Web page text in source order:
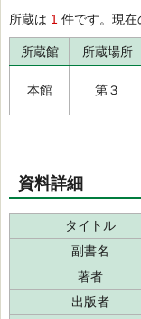
所蔵は 1 件です。現在
所蔵館 所蔵場所
本館 第３
資料詳細
タイトル
副書名
著者
出版者